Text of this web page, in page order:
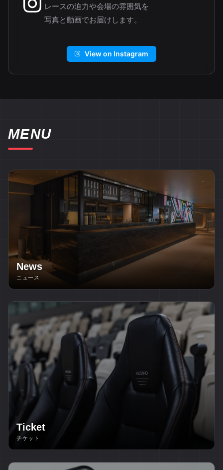
レースの迫力や会場の雰囲気を
写真と動画でお届けします。
View on Instagram
MENU
News
ニュース
Ticket
チケット